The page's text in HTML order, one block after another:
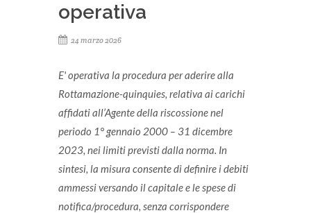
operativa
24 marzo 2026
E' operativa la procedura per aderire alla
Rottamazione-quinquies, relativa ai carichi
affidati all’Agente della riscossione nel
periodo 1° gennaio 2000 – 31 dicembre
2023, nei limiti previsti dalla norma. In
sintesi, la misura consente di definire i debiti
ammessi versando il capitale e le spese di
notifica/procedura, senza corrispondere